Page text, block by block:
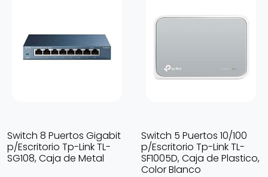
Switch 8 Puertos Gigabit
p/Escritorio Tp-Link TL-
SG108, Caja de Metal
Switch 5 Puertos 10/100
p/Escritorio Tp-Link TL-
SF1005D, Caja de Plastico,
Color Blanco